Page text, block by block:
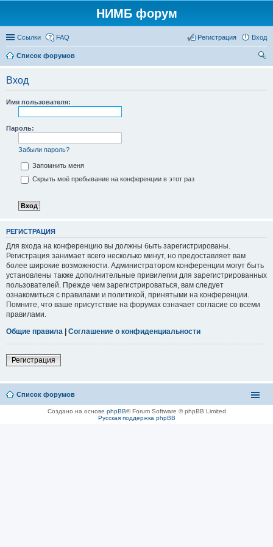
НИМБ форум
Ссылки FAQ Вход
Регистрация
Список форумов
Вход
Имя пользователя:
Пароль:
Забыли пароль?
Запомнить меня
Скрыть моё пребывание на конференции в этот раз
РЕГИСТРАЦИЯ
Для входа на конференцию вы должны быть зарегистрированы.
Регистрация занимает всего несколько минут, но предоставляет вам
более широкие возможности. Администратором конференции могут быть
установлены также дополнительные привилегии для зарегистрированных
пользователей. Прежде чем зарегистрироваться, вам следует
ознакомиться с правилами и политикой, принятыми на конференции.
Помните, что ваше присутствие на форумах означает согласие со всеми
правилами.
Общие правила | Соглашение о конфиденциальности
Регистрация
Список форумов
Создано на основе phpBB® Forum Software © phpBB Limited
Русская поддержка phpBB